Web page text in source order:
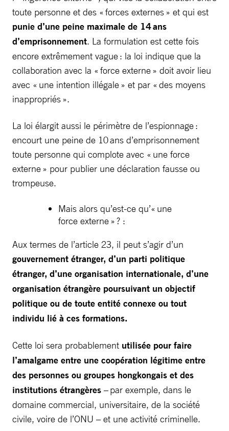
toute personne et des « forces externes » et qui est
punie d’une peine maximale de 14 ans
d’emprisonnement. La formulation est cette fois
encore extrêmement vague : la loi indique que la
collaboration avec la « force externe » doit avoir lieu
avec « une intention illégale » et par « des moyens
inappropriés ».
La loi élargit aussi le périmètre de l’espionnage :
encourt une peine de 10 ans d’emprisonnement
toute personne qui complote avec « une force
externe » pour publier une déclaration fausse ou
trompeuse.
Mais alors qu’est-ce qu’« une
force externe » ? :
Aux termes de l’article 23, il peut s’agir d’un
gouvernement étranger, d’un parti politique
étranger, d’une organisation internationale, d’une
organisation étrangère poursuivant un objectif
politique ou de toute entité connexe ou tout
individu lié à ces formations.
Cette loi sera probablement utilisée pour faire
l’amalgame entre une coopération légitime entre
des personnes ou groupes hongkongais et des
institutions étrangères – par exemple, dans le
domaine commercial, universitaire, de la société
civile, voire de l’ONU – et une activité criminelle.